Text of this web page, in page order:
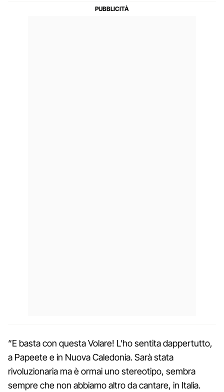
“E basta con questa Volare! L’ho sentita dappertutto,
a Papeete e in Nuova Caledonia. Sarà stata
rivoluzionaria ma è ormai uno stereotipo, sembra
sempre che non abbiamo altro da cantare, in Italia.